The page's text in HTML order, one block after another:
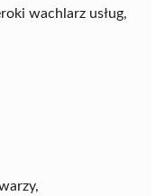
wachlarz usług,